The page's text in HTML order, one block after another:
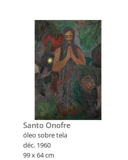
Santo Onofre
óleo sobre tela
déc. 1960
99 x 64 cm